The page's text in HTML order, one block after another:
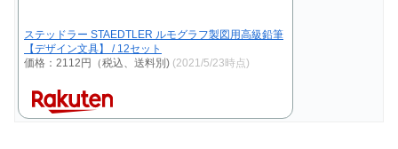
ステッドラー STAEDTLER ルモグラフ製図用高級鉛筆
【デザイン文具】 / 12セット
価格：2112円（税込、送料別) (2021/5/23時点)